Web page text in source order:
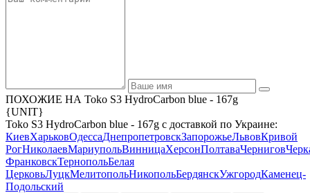
ПОХОЖИЕ НА Toko S3 HydroCarbon blue - 167g
{UNIT}
Toko S3 HydroCarbon blue - 167g с доставкой по Украине:
КиевХарьковОдессаДнепропетровскЗапорожьеЛьвовКривой
РогНиколаевМариупольВинницаХерсонПолтаваЧернигов
ФранковскТернопольБелая
ЦерковьЛуцкМелитопольНикопольБердянскУжгородКаменец-
Подольский